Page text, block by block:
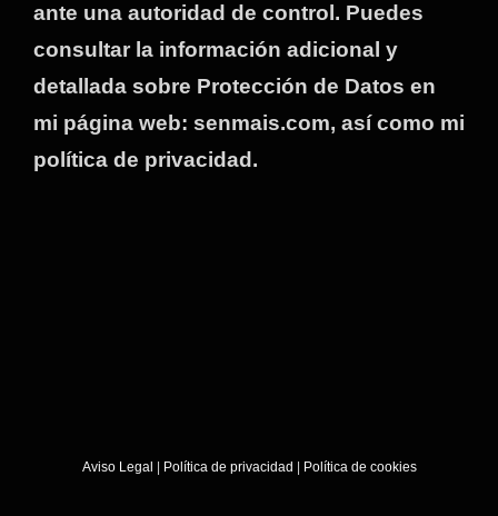
ante una autoridad de control. Puedes
consultar la información adicional y
detallada sobre Protección de Datos en
mi página web: senmais.com, así como mi
política de privacidad.
Aviso Legal Política de privacidad Política de cookies